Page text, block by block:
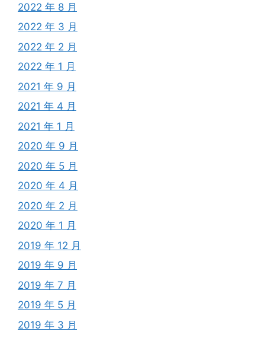
2022 年 8 月
2022 年 3 月
2022 年 2 月
2022 年 1 月
2021 年 9 月
2021 年 4 月
2021 年 1 月
2020 年 9 月
2020 年 5 月
2020 年 4 月
2020 年 2 月
2020 年 1 月
2019 年 12 月
2019 年 9 月
2019 年 7 月
2019 年 5 月
2019 年 3 月